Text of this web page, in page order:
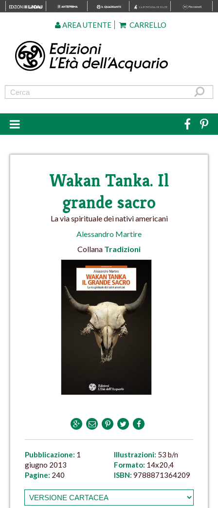
AREA UTENTE CARRELLO
Wakan Tanka. Il
grande sacro
La via spirituale dei nativi americani
Alessandro Martire
Collana Tradizioni
Pubblicazione: 1
giugno 2013
Pagine: 240
Illustrazioni: 53 b/n
Formato: 14x20,4
ISBN: 9788871364209